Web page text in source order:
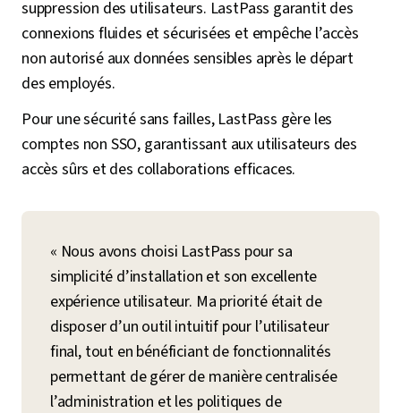
suppression des utilisateurs. LastPass garantit des
connexions fluides et sécurisées et empêche l’accès
non autorisé aux données sensibles après le départ
des employés.
Pour une sécurité sans failles, LastPass gère les
comptes non SSO, garantissant aux utilisateurs des
accès sûrs et des collaborations efficaces.
« Nous avons choisi LastPass pour sa
simplicité d’installation et son excellente
expérience utilisateur. Ma priorité était de
disposer d’un outil intuitif pour l’utilisateur
final, tout en bénéficiant de fonctionnalités
permettant de gérer de manière centralisée
l’administration et les politiques de